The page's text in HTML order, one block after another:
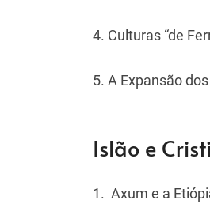
4. Culturas “de
5. A Expansão
Islão e
1. Axum e a